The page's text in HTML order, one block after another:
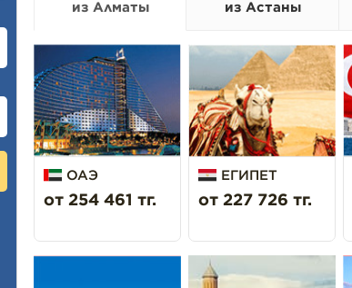
из Алматы из Астаны
ОАЭ
от 254 461 тг.
ЕГИПЕТ
от 227 726 тг.